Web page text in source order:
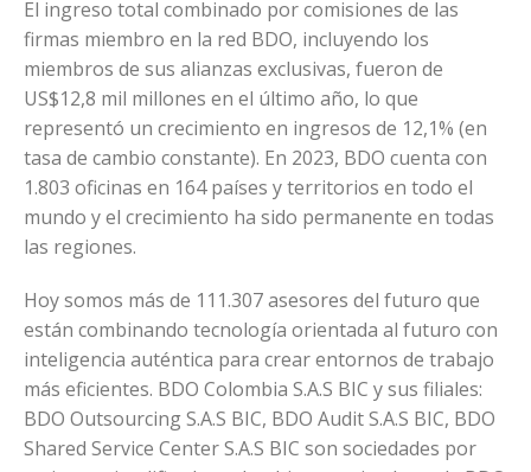
El ingreso total combinado por comisiones de las
firmas miembro en la red BDO, incluyendo los
miembros de sus alianzas exclusivas, fueron de
US$12,8 mil millones en el último año, lo que
representó un crecimiento en ingresos de 12,1% (en
tasa de cambio constante). En 2023, BDO cuenta con
1.803 oficinas en 164 países y territorios en todo el
mundo y el crecimiento ha sido permanente en todas
las regiones.
Hoy somos más de 111.307 asesores del futuro que
están combinando tecnología orientada al futuro con
inteligencia auténtica para crear entornos de trabajo
más eficientes. BDO Colombia S.A.S BIC y sus filiales:
BDO Outsourcing S.A.S BIC, BDO Audit S.A.S BIC, BDO
Shared Service Center S.A.S BIC son sociedades por